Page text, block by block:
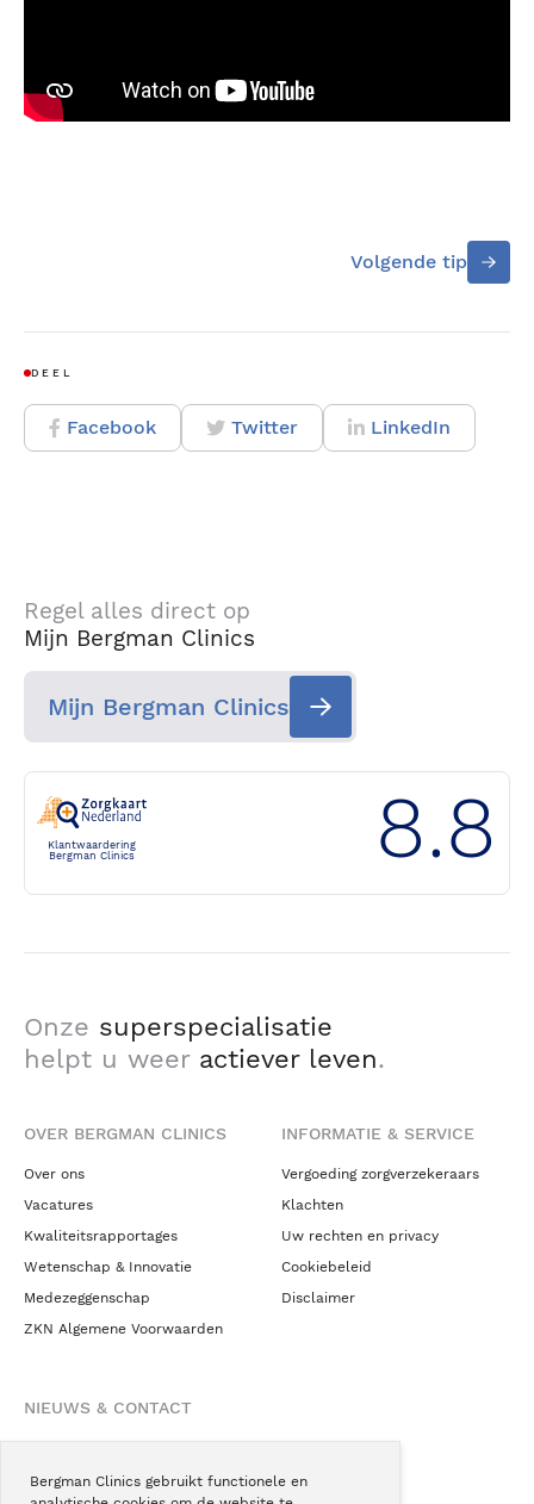
Bergman Clinics gebruikt functionele en
Volgende tip
DEEL
Facebook Twitter LinkedIn
Regel alles direct op
Mijn Bergman Clinics
Mijn Bergman Clinics
Klantwaardering
Bergman Clinics
8.8
Onze superspecialisatie
helpt u weer actiever leven.
OVER BERGMAN CLINICS
Over ons
Vacatures
Kwaliteitsrapportages
Wetenschap & Innovatie
Medezeggenschap
ZKN Algemene Voorwaarden
INFORMATIE & SERVICE
Vergoeding zorgverzekeraars
Klachten
Uw rechten en privacy
Cookiebeleid
Disclaimer
NIEUWS & CONTACT
Blogs